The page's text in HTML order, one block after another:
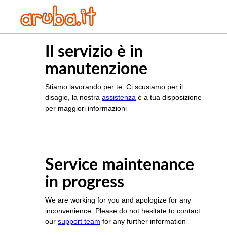
Il servizio è in
manutenzione
Stiamo lavorando per te. Ci scusiamo per il
disagio, la nostra assistenza è a tua disposizione
per maggiori informazioni
Service maintenance
in progress
We are working for you and apologize for any
inconvenience. Please do not hesitate to contact
our support team for any further information